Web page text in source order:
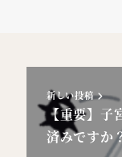
新しい投稿
【重要】子
済みですか